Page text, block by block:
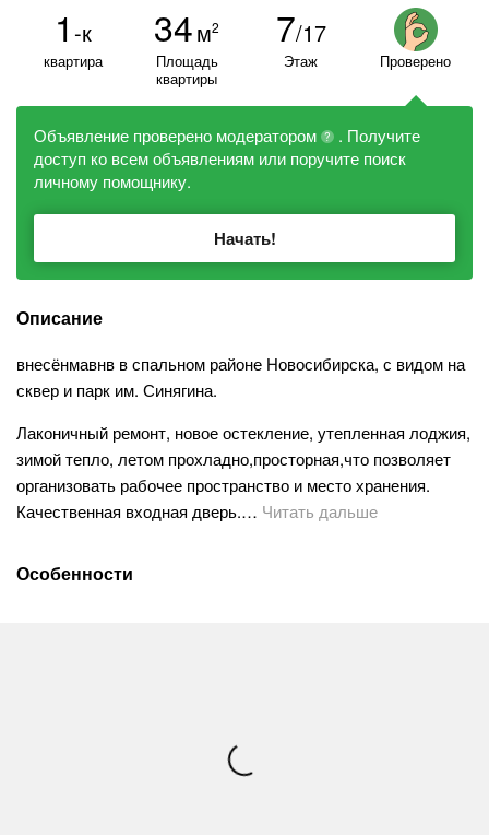
1 -к
квартира
34м2
Площадь
квартиры
7/17
Этаж Проверено
Объявление проверено модератором ?
. Получите
доступ ко всем объявлениям или поручите поиск
личному помощнику.
Начать!
Описание
внесёнмавнв в спальном районе Новосибирска, с видом на
сквер и парк им. Синягина.
Лаконичный ремонт, новое остекление, утепленная лоджия,
зимой тепло, летом прохладно,просторная,что позволяет
организовать рабочее пространство и место хранения.
Качественная входная дверь.… Читать дальше
Особенности